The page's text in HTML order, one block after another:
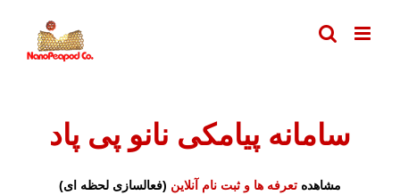
سامانه پیامکی نانو پی پاد
مشاهده تعرفه ها و ثبت نام آنلاین (فعالسازی لحظه ای)